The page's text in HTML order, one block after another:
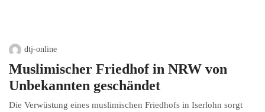
dtj-online
Muslimischer Friedhof in NRW von
Unbekannten geschändet
Die Verwüstung eines muslimischen Friedhofs in Iserlohn sorgt